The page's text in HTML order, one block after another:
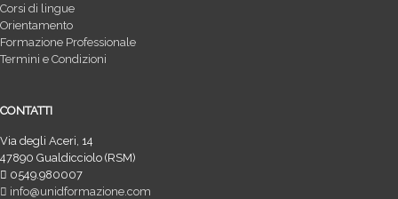
Corsi di lingue
Orientamento
Formazione Professionale
Termini e Condizioni
CONTATTI
Via degli Aceri, 14
47890 Gualdicciolo (RSM)
0549.980007
info@unidformazione.com